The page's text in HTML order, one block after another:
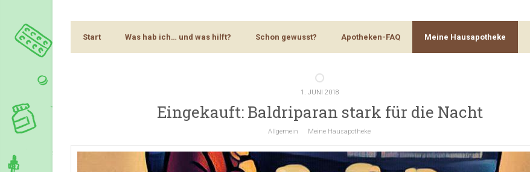
Start Was hab ich… und was hilft? Schon gewusst? Apotheken-FAQ Meine Hausapotheke
1. JUNI 2018
Eingekauft: Baldriparan stark für die Nacht
Allgemein Meine Hausapotheke